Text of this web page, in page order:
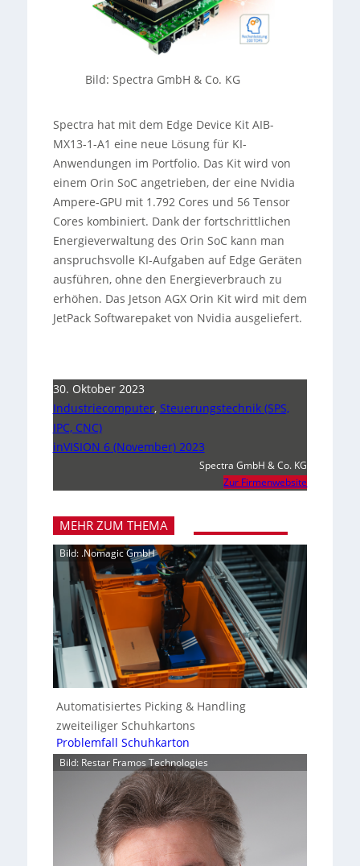
Bild: Spectra GmbH & Co. KG
Spectra hat mit dem Edge Device Kit AIB-
MX13-1-A1 eine neue Lösung für KI-
Anwendungen im Portfolio. Das Kit wird von
einem Orin SoC angetrieben, der eine Nvidia
Ampere-GPU mit 1.792 Cores und 56 Tensor
Cores kombiniert. Dank der fortschrittlichen
Energieverwaltung des Orin SoC kann man
anspruchsvolle KI-Aufgaben auf Edge Geräten
ausführen, ohne den Energieverbrauch zu
erhöhen. Das Jetson AGX Orin Kit wird mit dem
JetPack Softwarepaket von Nvidia ausgeliefert.
30. Oktober 2023
Industriecomputer, Steuerungstechnik (SPS,
IPC, CNC)
inVISION 6 (November) 2023
Spectra GmbH & Co. KG
Zur Firmenwebsite
MEHR ZUM THEMA
Bild: .Nomagic GmbH
Automatisiertes Picking & Handling
zweiteiliger Schuhkartons
Problemfall Schuhkarton
Bild: Restar Framos Technologies